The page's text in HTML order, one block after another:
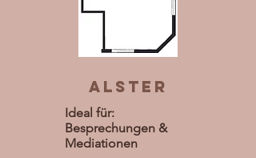
ALSter
Ideal für:
Besprechungen &
Mediationen